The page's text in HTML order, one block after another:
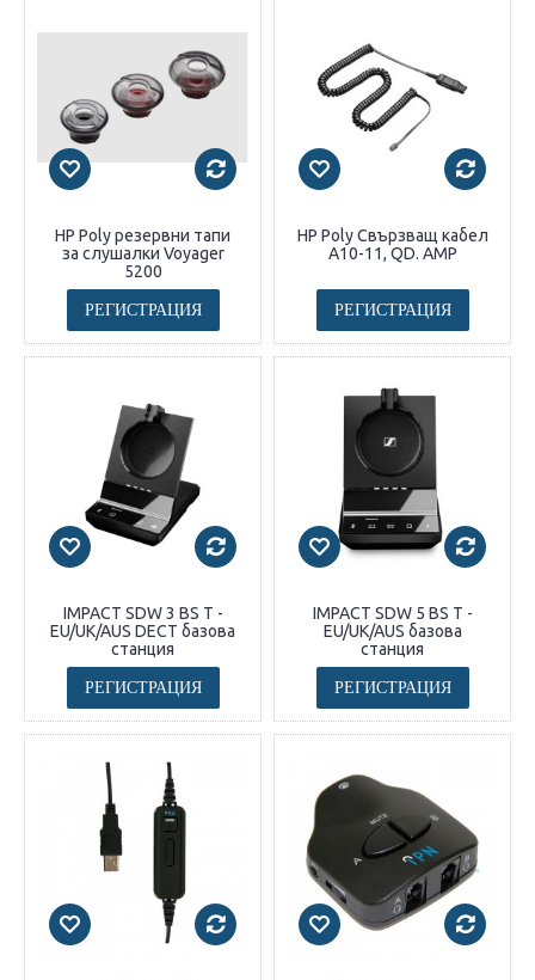
HP Poly резервни тапи
за слушалки Voyager
5200
РЕГИСТРАЦИЯ
HP Poly Свързващ кабел
A10-11, QD. AMP
РЕГИСТРАЦИЯ
IMPACT SDW 3 BS T -
EU/UK/AUS DECT базова
станция
РЕГИСТРАЦИЯ
IMPACT SDW 5 BS T -
EU/UK/AUS базова
станция
РЕГИСТРАЦИЯ